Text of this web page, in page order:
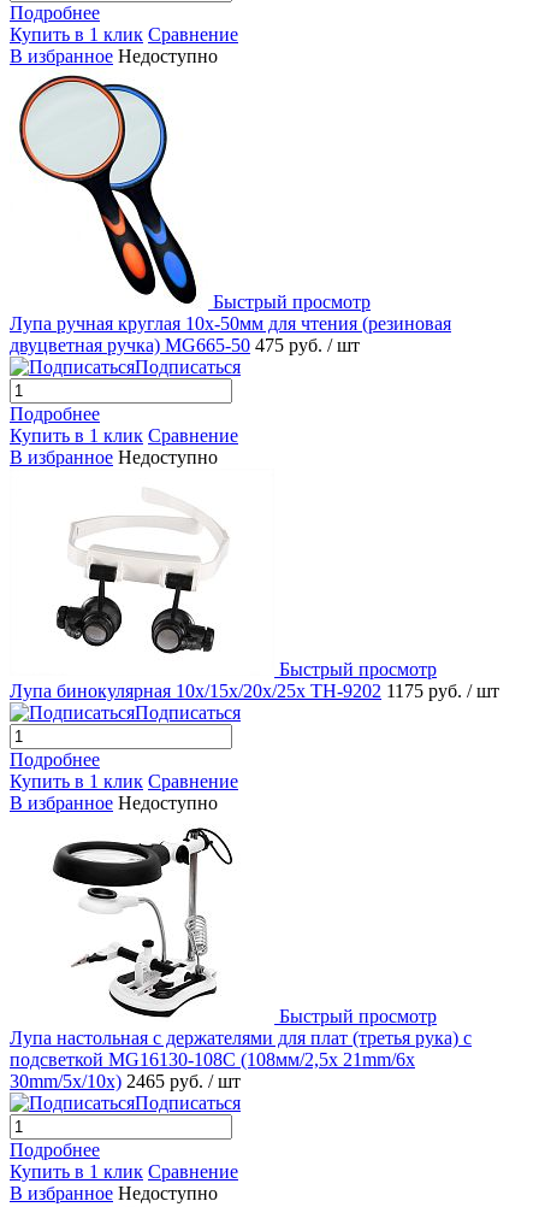
Подробнее
Купить в 1 клик Сравнение
В избранное Недоступно
Быстрый просмотр
Лупа ручная круглая 10х-50мм для чтения (резиновая
двуцветная ручка) MG665-50 475 руб. / шт
Подписаться
Подробнее
Купить в 1 клик Сравнение
В избранное Недоступно
Быстрый просмотр
Лупа бинокулярная 10x/15x/20x/25x TH-9202 1175 руб. / шт
Подписаться
Подробнее
Купить в 1 клик Сравнение
В избранное Недоступно
Быстрый просмотр
Лупа настольная с держателями для плат (третья рука) с
подсветкой MG16130-108C (108мм/2,5x 21mm/6x
30mm/5x/10x) 2465 руб. / шт
Подписаться
Подробнее
Купить в 1 клик Сравнение
В избранное Недоступно